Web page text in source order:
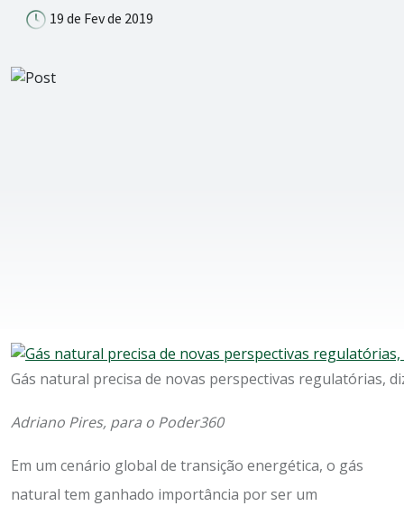
19 de Fev de 2019
Gás natural precisa de novas perspectivas regulatórias,
Adriano Pires, para o Poder360
Em um cenário global de transição energética, o gás
natural tem ganhado importância por ser um